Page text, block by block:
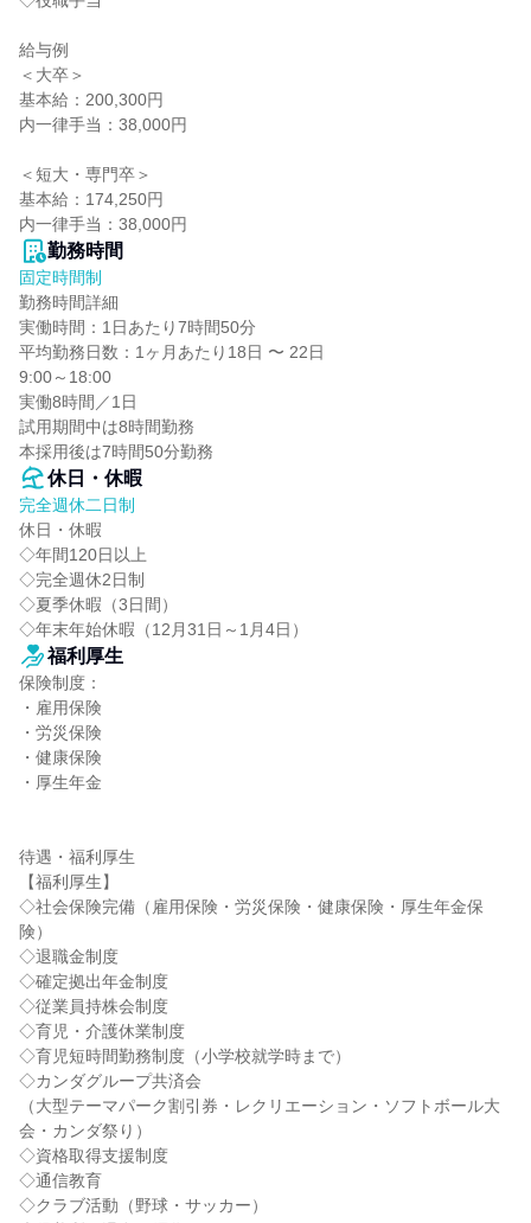
給与例
＜大卒＞
基本給：200,300円
内一律手当：38,000円
＜短大・専門卒＞
基本給：174,250円
内一律手当：38,000円
勤務時間
固定時間制
勤務時間詳細
実働時間：1日あたり7時間50分
平均勤務日数：1ヶ月あたり18日 〜 22日
9:00～18:00
実働8時間／1日
試用期間中は8時間勤務
本採用後は7時間50分勤務
休日・休暇
完全週休二日制
休日・休暇
◇年間120日以上
◇完全週休2日制
◇夏季休暇（3日間）
◇年末年始休暇（12月31日～1月4日）
福利厚生
保険制度：
・雇用保険
・労災保険
・健康保険
・厚生年金
待遇・福利厚生
【福利厚生】
◇社会保険完備（雇用保険・労災保険・健康保険・厚生年金保
険）
◇退職金制度
◇確定拠出年金制度
◇従業員持株会制度
◇育児・介護休業制度
◇育児短時間勤務制度（小学校就学時まで）
◇カンダグループ共済会
（大型テーマパーク割引券・レクリエーション・ソフトボール大
会・カンダ祭り）
◇資格取得支援制度
◇通信教育
◇クラブ活動（野球・サッカー）